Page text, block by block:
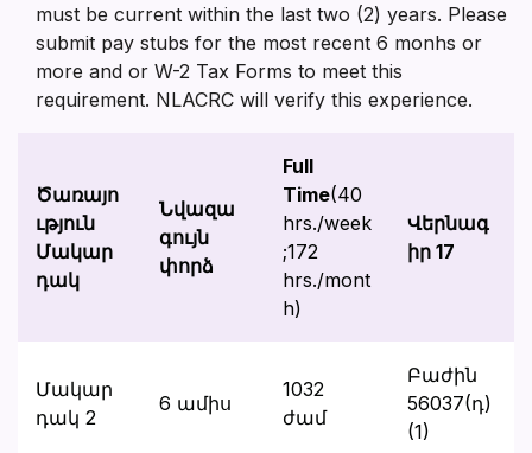
must be current within the last two (2) years. Please
submit pay stubs for the most recent 6 monhs or
more and or W-2 Tax Forms to meet this
requirement. NLACRC will verify this experience.
Ծառայո
ւթյուն
Մակար
դակ
Նվազա
գույն
փորձ
Full
Time(40
hrs./week
;172
hrs./mont
h)
Վերնագ
իր 17
Մակար
դակ 2
6 ամիս
1032
ժամ
Բաժին
56037(դ)
(1)